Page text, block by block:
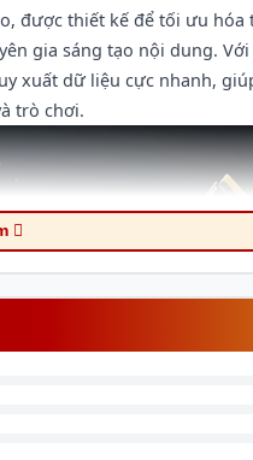
được thiết kế để tối ưu hóa
gia sáng tạo nội dung.
xuất dữ liệu cực nhanh,
trò chơi.